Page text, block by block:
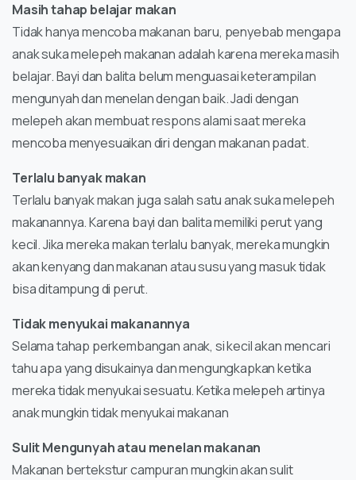
Masih tahap belajar makan
Tidak hanya mencoba makanan baru, penyebab mengapa
anak suka melepeh makanan adalah karena mereka masih
belajar. Bayi dan balita belum menguasai keterampilan
mengunyah dan menelan dengan baik. Jadi dengan
melepeh akan membuat respons alami saat mereka
mencoba menyesuaikan diri dengan makanan padat.
Terlalu banyak makan
Terlalu banyak makan juga salah satu anak suka melepeh
makanannya. Karena bayi dan balita memiliki perut yang
kecil. Jika mereka makan terlalu banyak, mereka mungkin
akan kenyang dan makanan atau susu yang masuk tidak
bisa ditampung di perut.
Tidak menyukai makanannya
Selama tahap perkembangan anak, si kecil akan mencari
tahu apa yang disukainya dan mengungkapkan ketika
mereka tidak menyukai sesuatu. Ketika melepeh artinya
anak mungkin tidak menyukai makanan
Sulit Mengunyah atau menelan makanan
Makanan bertekstur campuran mungkin akan sulit